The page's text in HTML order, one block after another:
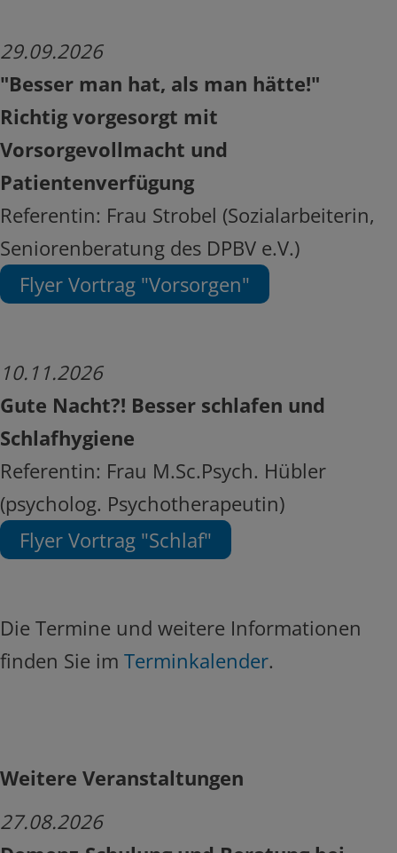
29.09.2026
"Besser man hat, als man hätte!"
Richtig vorgesorgt mit
Vorsorgevollmacht und
Patientenverfügung
Referentin: Frau Strobel (Sozialarbeiterin,
Seniorenberatung des DPBV e.V.)
Flyer Vortrag "Vorsorgen"
10.11.2026
Gute Nacht?! Besser schlafen und
Schlafhygiene
Referentin: Frau M.Sc.Psych. Hübler
(psycholog. Psychotherapeutin)
Flyer Vortrag "Schlaf"
Die Termine und weitere Informationen
finden Sie im Terminkalender.
Weitere Veranstaltungen
27.08.2026